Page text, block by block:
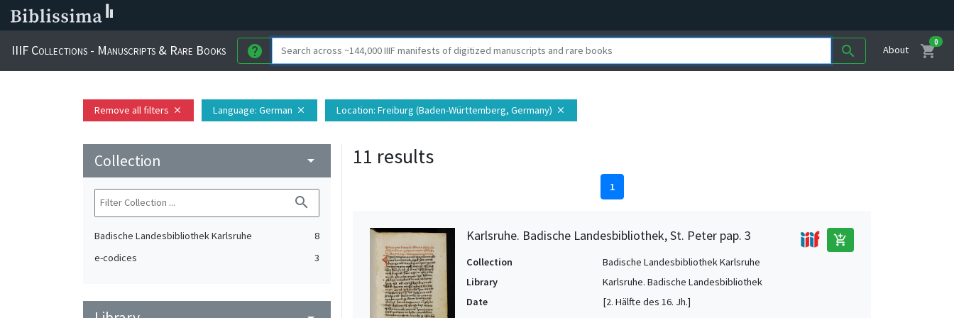
IIIF Collections - Manuscripts & Rare Books help search About shopping_cart
0
Remove all filters close Language: German close Location: Freiburg (Baden-Württemberg, Germany) close
Collection arrow_drop_down
search
Badische Landesbibliothek Karlsruhe
8
e-codices
3
11 results
1
Karlsruhe. Badische Landesbibliothek, St. Peter pap. 3 add_shopping_cart
Collection
Badische Landesbibliothek Karlsruhe
Library
Karlsruhe. Badische Landesbibliothek
Date
[2. Hälfte des 16. Jh.]